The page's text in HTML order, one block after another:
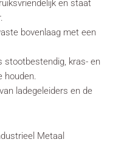
en staat
bovenlaag met een
stootbestendig, kras- en
houden.
ladegeleiders en de
Metaal